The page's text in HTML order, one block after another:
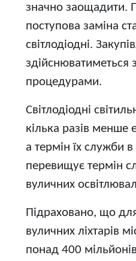
значно заощадити.
поступова заміна
світлодіодні.
здійснюватиметься
процедурами.
Світлодіодні
кілька разів менше
а термін їх служби в
перевищує термін
вуличних
Підраховано, що
вуличних ліхтарів
понад 400